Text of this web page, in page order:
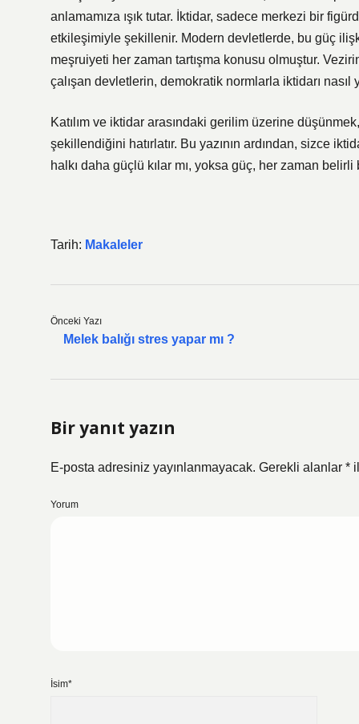
anlamamıza ışık tutar. İktidar, sadece merkezi bir
etkileşimiyle şekillenir. Modern devletlerde, bu güç
meşruiyeti her zaman tartışma konusu olmuştur.
çalışan devletlerin, demokratik normlarla iktidarı nasıl
Katılım ve iktidar arasındaki gerilim üzerine
şekillendiğini hatırlatır. Bu yazının ardından, sizce
halkı daha güçlü kılar mı, yoksa güç, her zaman belirli
Tarih: Makaleler
Önceki Yazı
Melek balığı stres yapar mı ?
Bir yanıt yazın
E-posta adresiniz yayınlanmayacak. Gerekli alanlar *
Yorum
İsim*